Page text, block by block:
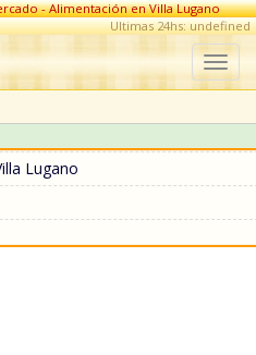
- Alimentación en Villa Lugano
Ultimas 24hs: undefined
Lugano